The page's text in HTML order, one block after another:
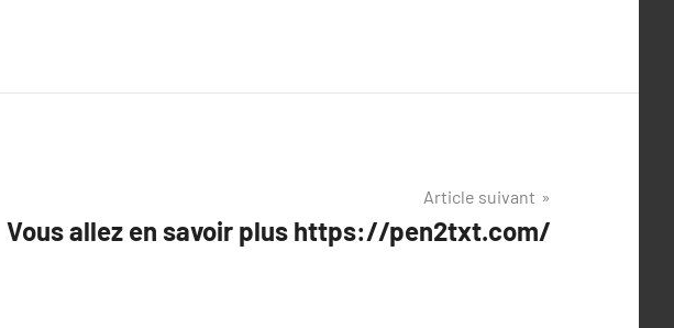
Article suivant
Vous allez en savoir plus https://pen2txt.com/